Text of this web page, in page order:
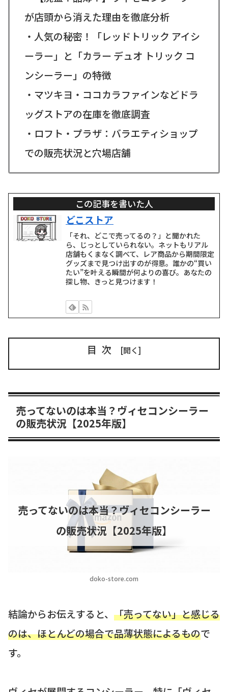
が店頭から消えた理由を徹底分析
・人気の秘密！「レッドトリック アイシ
ーラー」と「カラー デュオ トリック コ
ンシーラー」の特徴
・マツキヨ・ココカラファインなどドラ
ッグストアの在庫を徹底調査
・ロフト・プラザ：バラエティショップ
での販売状況と穴場店舗
この記事を書いた人
どこストア
「それ、どこで売ってるの？」と聞かれた
ら、じっとしていられない。ネットもリアル
店舗もくまなく調べて、レア商品から期間限定
グッズまで見つけ出すのが得意。誰かの“買い
たい”を叶える瞬間が何よりの喜び。あなたの
探し物、きっと見つけます！
目次
売ってないのは本当？ヴィセコンシーラー
の販売状況【2025年版】
doko-store.com
売ってないのは本当？ヴィセコンシーラー
の販売状況【2025年版】
結論からお伝えすると、 「売ってない」と感じる
のは、ほとんどの場合で品薄状態によるもので
す。